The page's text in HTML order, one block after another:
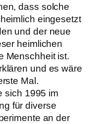
dass solche
eingesetzt
und der neue
heimlichen
Menschheit ist.
und es wäre
Mal.
sich 1995 im
für diverse
an der